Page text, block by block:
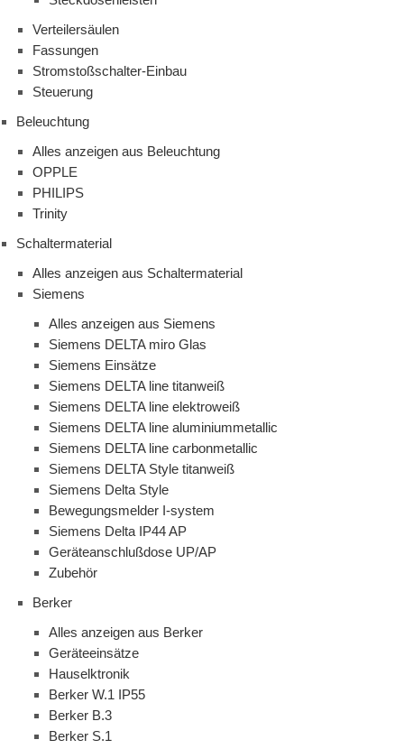
Verteilersäulen
Fassungen
Stromstoßschalter-Einbau
Steuerung
Beleuchtung
Alles anzeigen aus Beleuchtung
OPPLE
PHILIPS
Trinity
Schaltermaterial
Alles anzeigen aus Schaltermaterial
Siemens
Alles anzeigen aus Siemens
Siemens DELTA miro Glas
Siemens Einsätze
Siemens DELTA line titanweiß
Siemens DELTA line elektroweiß
Siemens DELTA line aluminiummetallic
Siemens DELTA line carbonmetallic
Siemens DELTA Style titanweiß
Siemens Delta Style
Bewegungsmelder I-system
Siemens Delta IP44 AP
Geräteanschlußdose UP/AP
Zubehör
Berker
Alles anzeigen aus Berker
Geräteeinsätze
Hauselktronik
Berker W.1 IP55
Berker B.3
Berker S.1